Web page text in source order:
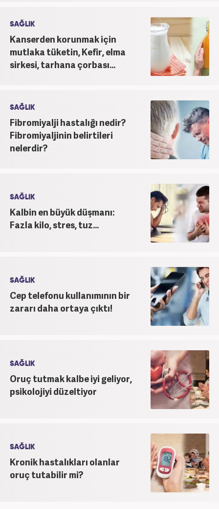
SAĞLIK
Kanserden korunmak için
mutlaka tüketin, Kefir, elma
sirkesi, tarhana çorbası...
SAĞLIK
Fibromiyalji hastalığı nedir?
Fibromiyaljinin belirtileri
nelerdir?
SAĞLIK
Kalbin en büyük düşmanı:
Fazla kilo, stres, tuz...
SAĞLIK
Cep telefonu kullanımının bir
zararı daha ortaya çıktı!
SAĞLIK
Oruç tutmak kalbe iyi geliyor,
psikolojiyi düzeltiyor
SAĞLIK
Kronik hastalıkları olanlar
oruç tutabilir mi?